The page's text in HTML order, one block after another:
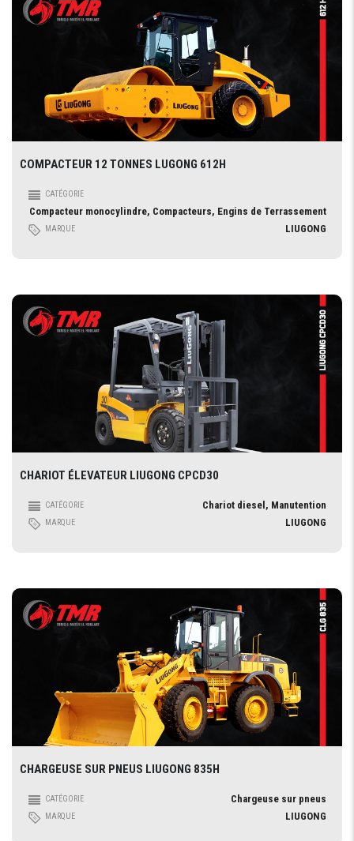
COMPACTEUR 12 TONNES LUGONG 612H
CATÉGORIE
Compacteur monocylindre, Compacteurs, Engins de Terrassement
MARQUE LIUGONG
CHARIOT ÉLEVATEUR LIUGONG CPCD30
CATÉGORIE Chariot diesel, Manutention
MARQUE LIUGONG
CHARGEUSE SUR PNEUS LIUGONG 835H
CATÉGORIE Chargeuse sur pneus
MARQUE LIUGONG